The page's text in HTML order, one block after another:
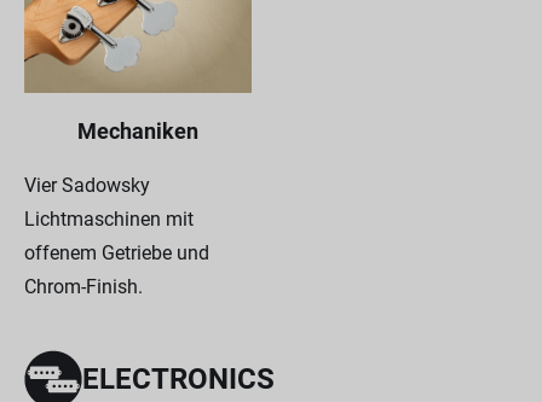
Mechaniken
Vier Sadowsky
Lichtmaschinen mit
offenem Getriebe und
Chrom-Finish.
ELECTRONICS